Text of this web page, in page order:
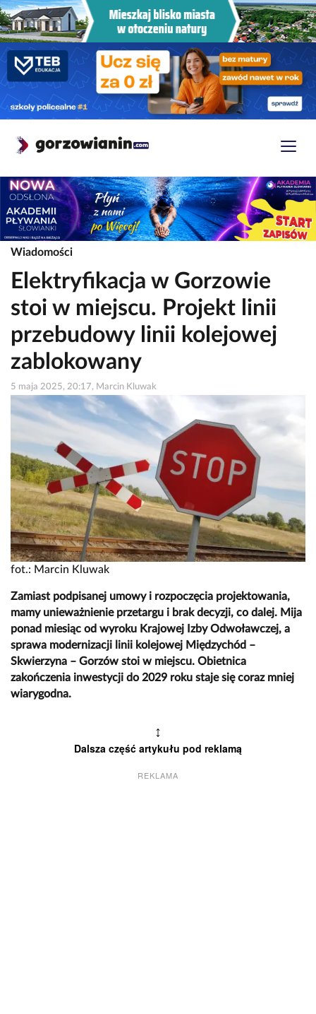
Wiadomości
Elektryfikacja w Gorzowie
stoi w miejscu. Projekt linii
przebudowy linii kolejowej
zablokowany
5 maja 2025, 20:17, Marcin Kluwak
fot.: Marcin Kluwak
Zamiast podpisanej umowy i rozpoczęcia projektowania,
mamy unieważnienie przetargu i brak decyzji, co dalej. Mija
ponad miesiąc od wyroku Krajowej Izby Odwoławczej, a
sprawa modernizacji linii kolejowej Międzychód –
Skwierzyna – Gorzów stoi w miejscu. Obietnica
zakończenia inwestycji do 2029 roku staje się coraz mniej
wiarygodna.
↕
Dalsza część artykułu pod reklamą
REKLAMA